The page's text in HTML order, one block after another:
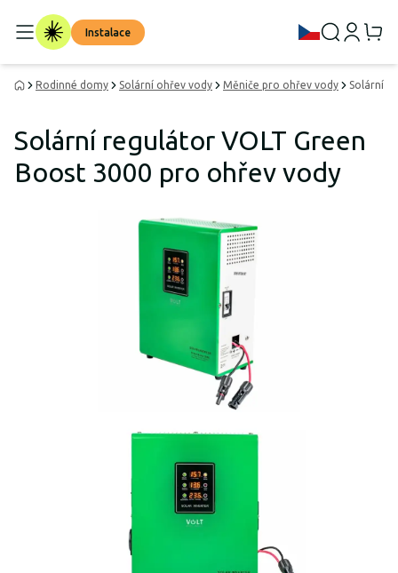
Instalace
Rodinné domy Solární ohřev vody Měniče pro ohřev vody Solární
Solární regulátor VOLT Green
Boost 3000 pro ohřev vody